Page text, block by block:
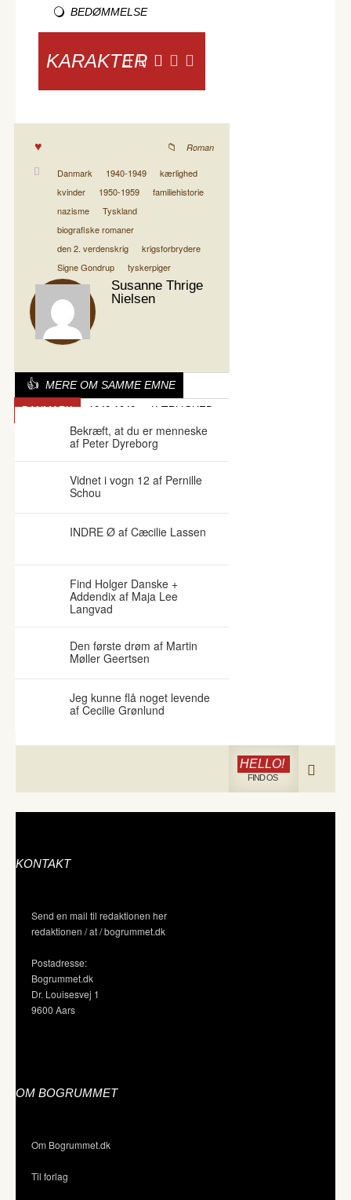
BEDØMMELSE
KARAKTER
Roman
Danmark 1940-1949
kærlighed
kvinder
1950-1959
familiehistorie
nazisme
Tyskland
biografiske romaner
den 2. verdenskrig
krigsforbrydere
Signe Gondrup
tyskerpiger
Susanne Thrige
Nielsen
MERE OM SAMME EMNE
DANMARK 1940-1949 KÆRLIGHED
Bekræft, at du er menneske
af Peter Dyreborg
Vidnet i vogn 12 af Pernille
Schou
INDRE Ø af Cæcilie Lassen
Find Holger Danske +
Addendix af Maja Lee
Langvad
Den første drøm af Martin
Møller Geertsen
Jeg kunne flå noget levende
af Cecilie Grønlund
HELLO!
FIND OS
KONTAKT
Send en mail til redaktionen her
redaktionen / at / bogrummet.dk
Postadresse:
Bogrummet.dk
Dr. Louisesvej 1
9600 Aars
OM BOGRUMMET
Om Bogrummet.dk
Til forlag